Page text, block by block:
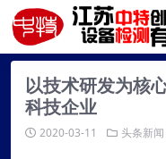
以技术研发为核
科技企业
2020-03-11 头条新闻